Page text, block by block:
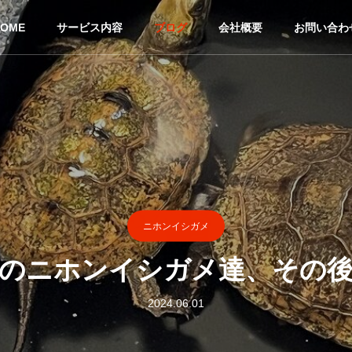
サービス内容 ブログ 会社概要 お問い合わ
ニホンイシガメ
ニホンイシガメ達、その
2024.06.01